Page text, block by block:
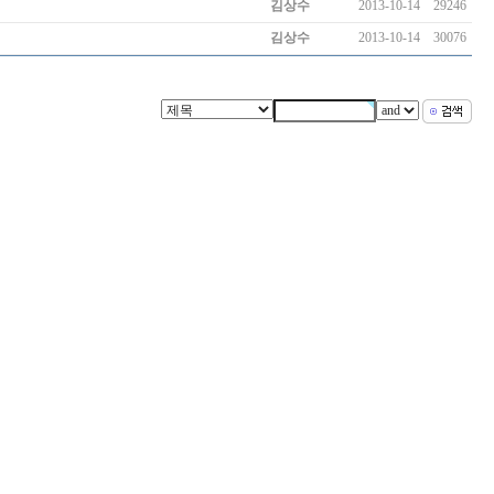
김상수 2013-10-14 29246
김상수 2013-10-14 30076